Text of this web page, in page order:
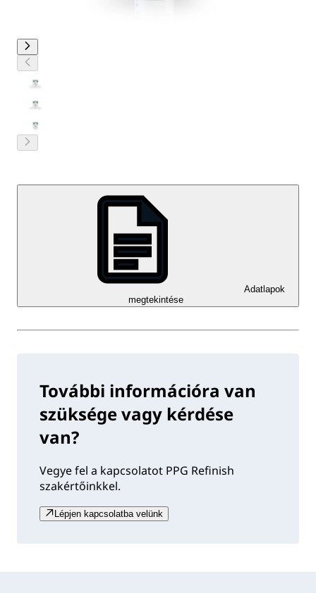
Adatlapok
megtekintése
További információra van
szüksége vagy kérdése
van?
Vegye fel a kapcsolatot PPG Refinish
szakértőinkkel.
Lépjen kapcsolatba velünk